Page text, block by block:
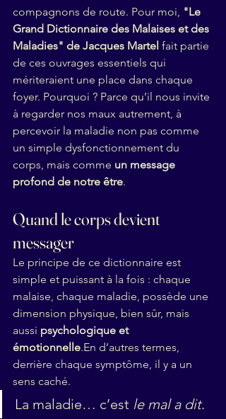
compagnons de route. Pour moi, "Le
Grand Dictionnaire des Malaises et des
Maladies" de Jacques Martel fait partie
de ces ouvrages essentiels qui
mériteraient une place dans chaque
foyer. Pourquoi ? Parce qu’il nous invite
à regarder nos maux autrement, à
percevoir la maladie non pas comme
un simple dysfonctionnement du
corps, mais comme un message
profond de notre être.
Quand le corps devient
messager
Le principe de ce dictionnaire est
simple et puissant à la fois : chaque
malaise, chaque maladie, possède une
dimension physique, bien sûr, mais
aussi psychologique et
émotionnelle.En d’autres termes,
derrière chaque symptôme, il y a un
sens caché.
La maladie… c’est le mal a dit.